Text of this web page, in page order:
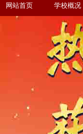
网站首页 学校概况